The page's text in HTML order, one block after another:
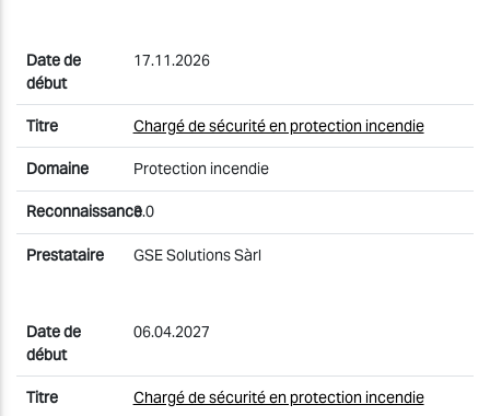
17.11.2026
Chargé de sécurité en protection incendie
Protection incendie
3.0
GSE Solutions Sàrl
06.04.2027
Chargé de sécurité en protection incendie